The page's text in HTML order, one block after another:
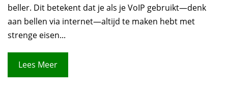
beller. Dit betekent dat je als je VoIP gebruikt—denk
aan bellen via internet—altijd te maken hebt met
strenge eisen...
Lees Meer